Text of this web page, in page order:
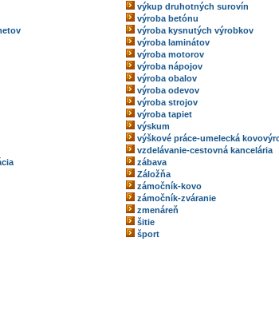
výkup druhotných surovín
výroba betónu
výroba kysnutých výrobkov
výroba laminátov
výroba motorov
výroba nápojov
výroba obalov
výroba odevov
výroba strojov
výroba tapiet
výskum
výškové práce-umelecká
vzdelávanie-cestovná kancelária
zábava
Záložňa
zámočník-kovo
zámočník-zváranie
zmenáreň
šitie
šport